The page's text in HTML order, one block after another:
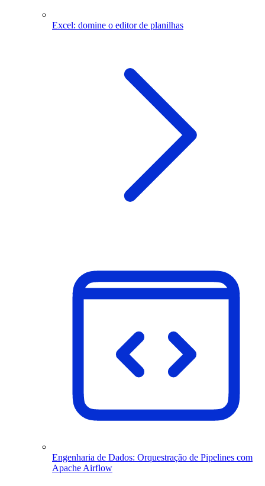
Excel: domine o editor de planilhas
Engenharia de Dados: Orquestração de Pipelines com
Apache Airflow